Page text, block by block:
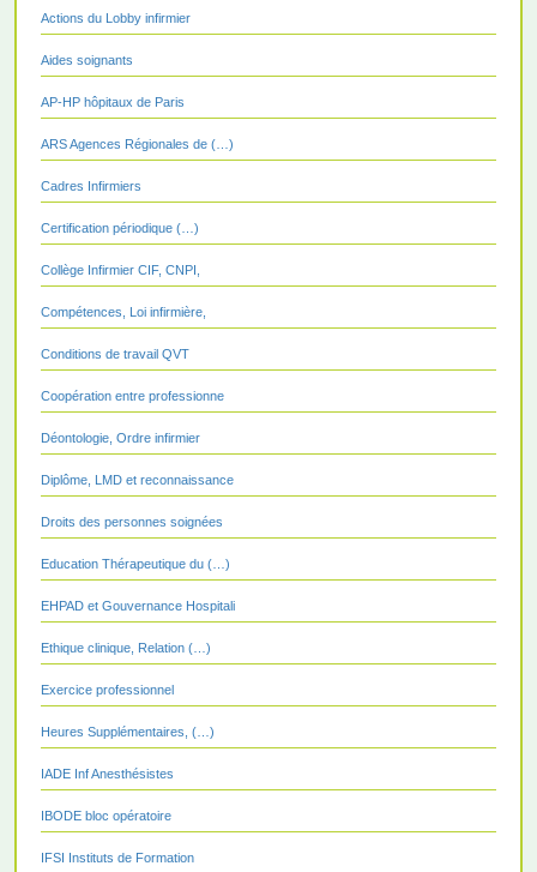
Actions du Lobby infirmier
Aides soignants
AP-HP hôpitaux de Paris
ARS Agences Régionales de (…)
Cadres Infirmiers
Certification périodique (…)
Collège Infirmier CIF, CNPI,
Compétences, Loi infirmière,
Conditions de travail QVT
Coopération entre professionne
Déontologie, Ordre infirmier
Diplôme, LMD et reconnaissance
Droits des personnes soignées
Education Thérapeutique du (…)
EHPAD et Gouvernance Hospitali
Ethique clinique, Relation (…)
Exercice professionnel
Heures Supplémentaires, (…)
IADE Inf Anesthésistes
IBODE bloc opératoire
IFSI Instituts de Formation